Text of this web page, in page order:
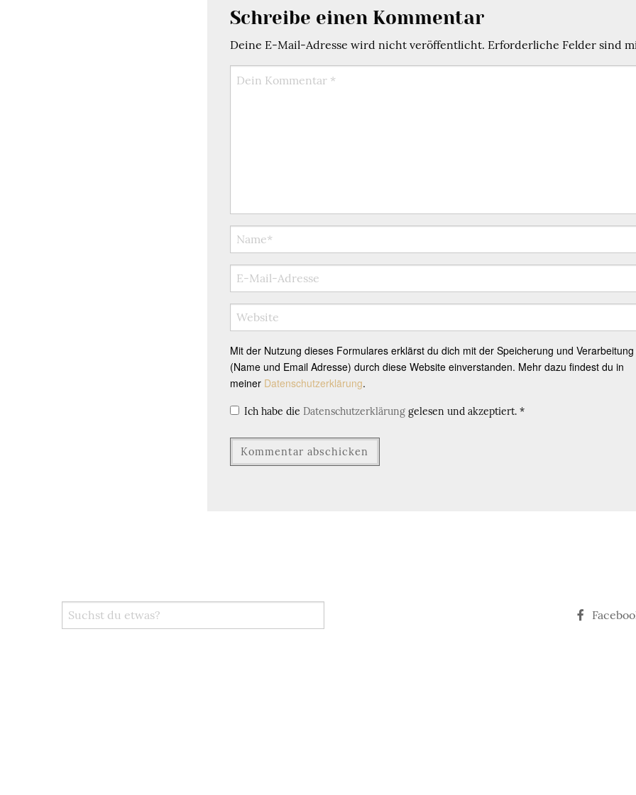
Schreibe einen Kommentar
Deine E-Mail-Adresse wird nicht veröffentlicht. Erforderliche Felder sind
Mit der Nutzung dieses Formulares erklärst du dich mit der Speicherung und
(Name und Email Adresse) durch diese Website einverstanden. Mehr dazu findest du in
meiner Datenschutzerklärung.
Ich habe die Datenschutzerklärung gelesen und akzeptiert. *